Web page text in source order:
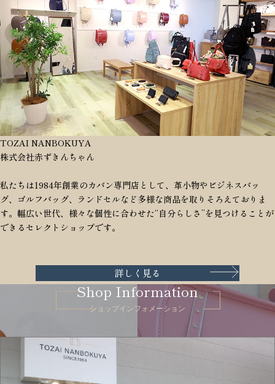
TOZAI NANBOKUYA
株式会社赤ずきんちゃん
私たちは1984年創業のカバン専門店として、革小物やビジネスバッ
グ、ゴルフバッグ、ランドセルなど多様な商品を取りそろえておりま
す。幅広い世代、様々な個性に合わせた“自分らしさ”を見つけることが
できるセレクトショップです。
詳しく見る
Shop Information
ショップインフォメーション